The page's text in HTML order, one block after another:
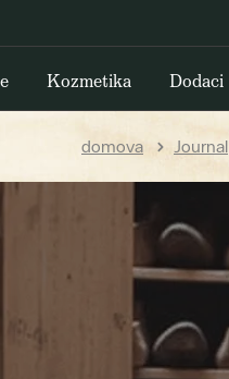
Kozmetika Dodaci
domova Journal